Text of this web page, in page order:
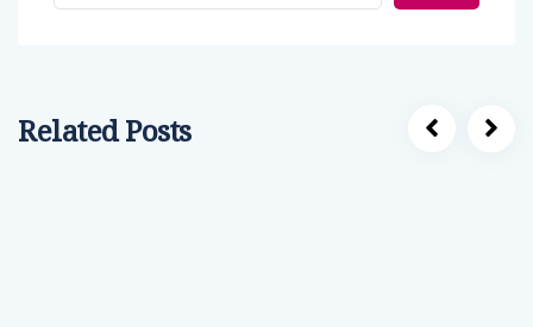
Related Posts